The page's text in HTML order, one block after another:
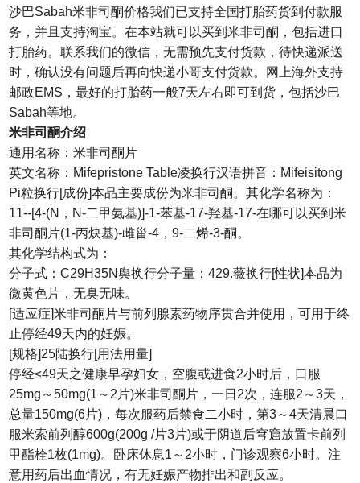
沙巴Sabah米非司酮价格我们已支持全国打胎药货到付款服
务，并且支持淘宝。在本站就可以买到米非司酮，包括进口
打胎药。联系我们的微信，无需预先支付货款，待快递派送
时，确认没有问题后再向快递小哥支付货款。网上海外支持
邮政EMS，最好的打胎药一般7天左右即可到货，包括沙巴
Sabah等地。
米非司酮介绍
通用名称：米非司酮片
英文名称：Mifepristone Table凌换行汉语拼音：Mifeisitong
Pi粒换行[成份]本品主要成份为米非司酮。其化学名称为：
11--[4-(N，N-二甲氨基)]-1-苯基-17-羟基-17-在哪可以买到米
非司酮片(1-丙炔基)-雌甾-4，9-二烯-3-酮。
其化学结构式为：
分子式：C29H35N舆换行分子量：429.薇换行[性状]本品为
微黄色片，无臭无味。
[适应症]米非司酮片与前列腺素药物序贯合并使用，可用于终
止停经49天内的妊娠。
[规格]25陆换行[用法用量]
停经≤49天之健康早孕妇女，空腹或进食2小时后，口服
25mg～50mg(1～2片)米非司酮片，一日2次，连服2～3天，
总量150mg(6片)，每次服药后禁食二小时，第3～4天清晨口
服米索前列醇600g(200g /片3片)或于阴道后穹窟放置卡前列
甲酯栓1枚(1mg)。卧床休息1～2小时，门诊观察6小时。注
意用药后出血情况，有无妊娠产物排出和副反应。